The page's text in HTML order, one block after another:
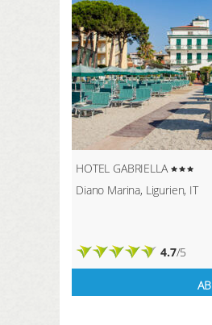
HOTEL GABRIELLA
Diano Marina, Ligurien, IT
4.7/5
AB